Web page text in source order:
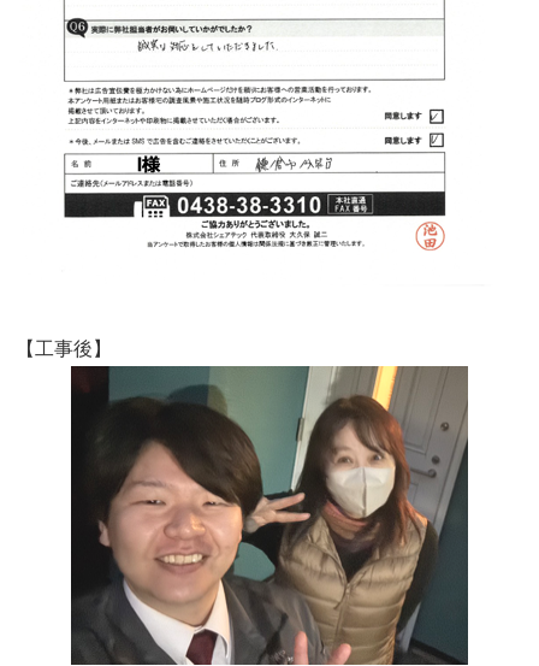
【工事後】